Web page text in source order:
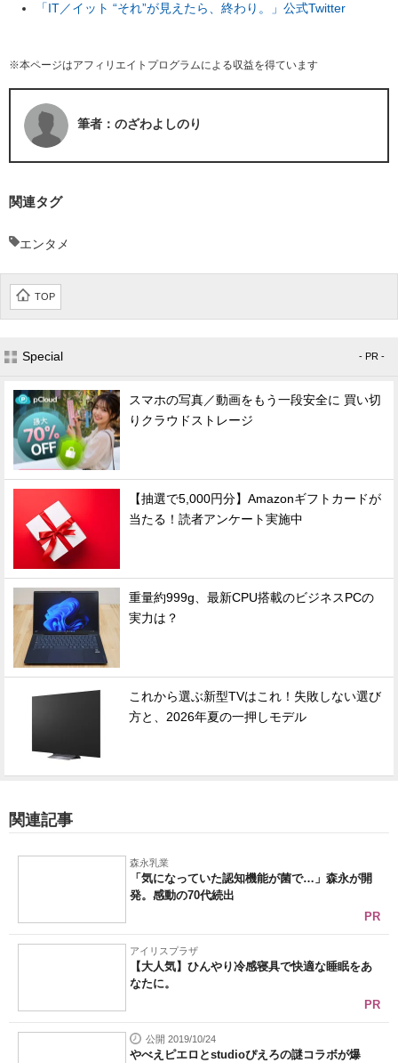
「IT／イット “それ”が見えたら、終わり。」公式Twitter
※本ページはアフィリエイトプログラムによる収益を得ています
筆者：のざわよしのり
関連タグ
エンタメ
TOP
Special - PR -
スマホの写真／動画をもう一段安全に 買い切
りクラウドストレージ
【抽選で5,000円分】Amazonギフトカードが
当たる！読者アンケート実施中
重量約999g、最新CPU搭載のビジネスPCの
実力は？
これから選ぶ新型TVはこれ！失敗しない選び
方と、2026年夏の一押しモデル
関連記事
森永乳業
「気になっていた認知機能が菌で…」森永が開
発。感動の70代続出
PR
アイリスプラザ
【大人気】ひんやり冷感寝具で快適な睡眠をあ
なたに。
PR
公開 2019/10/24
やべえピエロとstudioぴえろの謎コラボが爆